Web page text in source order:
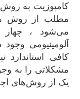
کامپوزیت به روش
مطلب از روش‌
می‌شود ، چهار
آلومینیومی
کافی
مشکلاتی را به
یک از روش‌های